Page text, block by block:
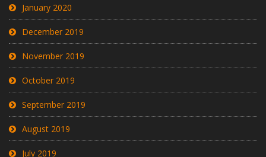
January 2020
December 2019
November 2019
October 2019
September 2019
August 2019
July 2019